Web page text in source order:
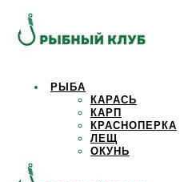
РЫБА
КАРАСЬ
КАРП
КРАСНОПЕРКА
ЛЕЩ
ОКУНЬ